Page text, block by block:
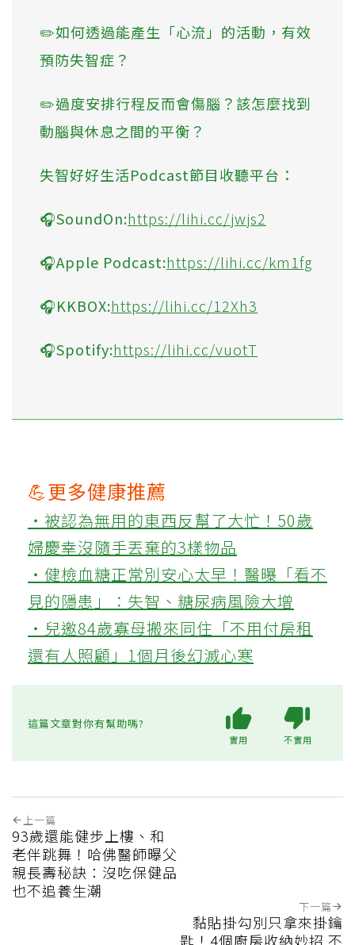
✏️如何透過能產生「心流」的活動，有效
預防失智症？
✏️過度安排行程反而會傷腦？該怎麼找到
動腦與休息之間的平衡？
失智好好生活Podcast節目收聽平台：
🎧SoundOn:https://lihi.cc/jwjs2
🎧Apple Podcast:https://lihi.cc/km1fg
🎧KKBOX:https://lihi.cc/12Xh3
🎧Spotify:https://lihi.cc/vuotT
💪更多健康推薦
‧被認為無用的東西反幫了大忙！50歲
婦慶幸沒隨手丟棄的3樣物品
‧健檢血糖正常別安心太早！醫曝「看不
見的隱患」：失智、糖尿病風險大增
‧兒邀84歲寡母搬來同住「不用付房租
還有人照顧」1個月後幻滅心寒
這篇文章對你有幫助嗎?
實用 不實用
上一篇
93歲還能健步上樓、和
老伴跳舞！哈佛醫師曝父
親長壽秘訣：沒吃保健品
也不追養生潮
下一篇
黏貼掛勾別只拿來掛鑰
匙！4個廚房收納妙招 不